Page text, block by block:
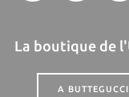
La boutique de
A